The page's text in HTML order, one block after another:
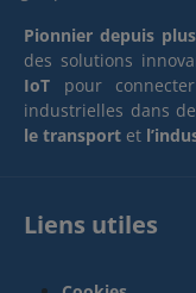
Pionnier depuis
des solutions
IoT pour
industrielles dans
le transport et
Liens utiles